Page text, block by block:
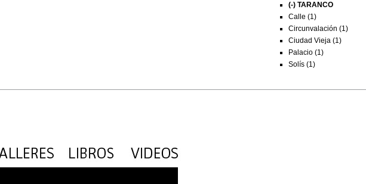
(-) TARANCO
Calle (1)
Circunvalación (1)
Ciudad Vieja (1)
Palacio (1)
Solís (1)